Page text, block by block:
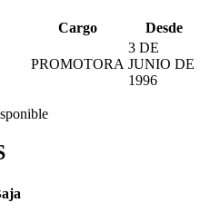
Cargo
Desde
PROMOTORA
3 DE
JUNIO DE
1996